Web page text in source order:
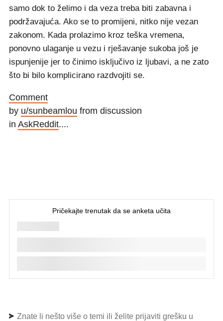
samo dok to želimo i da veza treba biti zabavna i
podržavajuća. Ako se to promijeni, nitko nije vezan
zakonom. Kada prolazimo kroz teška vremena,
ponovno ulaganje u vezu i rješavanje sukoba još je
ispunjenije jer to činimo isključivo iz ljubavi, a ne zato
što bi bilo komplicirano razdvojiti se.
Comment
by u/sunbeamlou from discussion
in AskReddit....
Znate li nešto više o temi ili želite prijaviti grešku u